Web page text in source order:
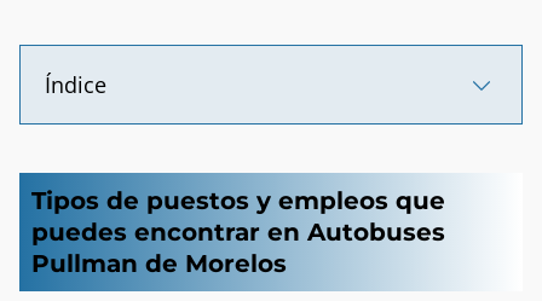
Índice
Tipos de puestos y empleos que
puedes encontrar en Autobuses
Pullman de Morelos